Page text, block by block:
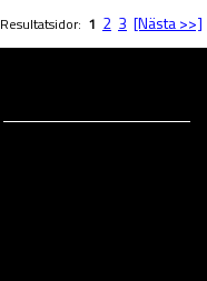
Resultatsidor: 1 2 3 [Nästa >>]